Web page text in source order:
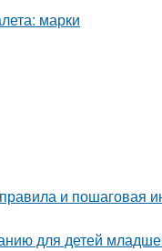
и пошаговая
для детей